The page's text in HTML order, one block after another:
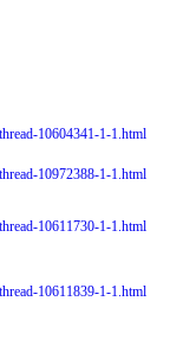
10604341-1-1.html
10972388-1-1.html
10611730-1-1.html
10611839-1-1.html